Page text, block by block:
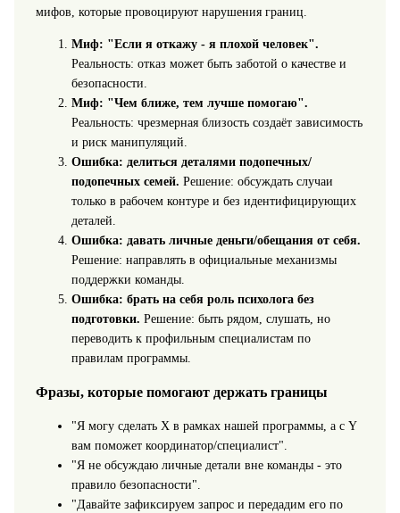
мифов, которые провоцируют нарушения границ.
Миф: "Если я откажу - я плохой человек".
Реальность: отказ может быть заботой о качестве и
безопасности.
Миф: "Чем ближе, тем лучше помогаю".
Реальность: чрезмерная близость создаёт зависимость
и риск манипуляций.
Ошибка: делиться деталями подопечных/
подопечных семей. Решение: обсуждать случаи
только в рабочем контуре и без идентифицирующих
деталей.
Ошибка: давать личные деньги/обещания от себя.
Решение: направлять в официальные механизмы
поддержки команды.
Ошибка: брать на себя роль психолога без
подготовки. Решение: быть рядом, слушать, но
переводить к профильным специалистам по
правилам программы.
Фразы, которые помогают держать границы
"Я могу сделать X в рамках нашей программы, а с Y
вам поможет координатор/специалист".
"Я не обсуждаю личные детали вне команды - это
правило безопасности".
"Давайте зафиксируем запрос и передадим его по